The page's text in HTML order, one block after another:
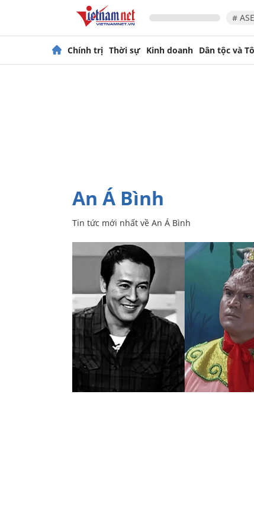
#
Chính trị Thời sự Kinh doanh Dân tộc và
An Á Bình
Tin tức mới nhất về An Á Bình